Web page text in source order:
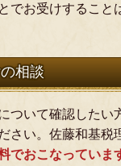
でお受けすること
相談
ついて確認したい
さい。佐藤和基税
でおこなっていま